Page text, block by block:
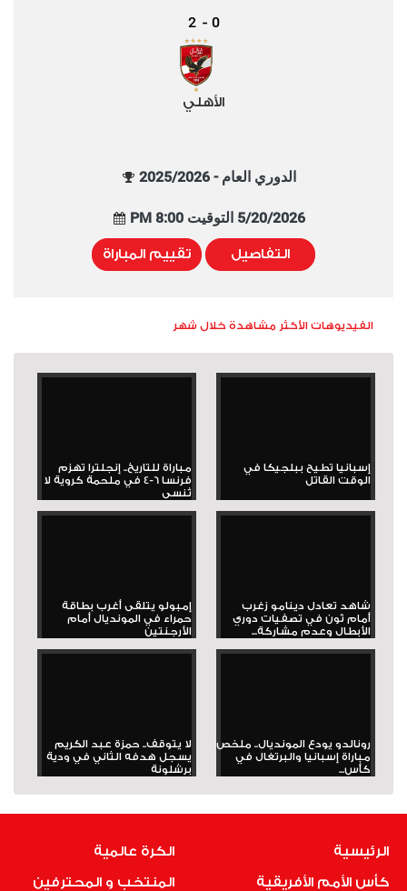
0
-
2
الأهلي
الدوري العام - 2025/2026
5/20/2026 التوقيت 8:00 PM
التفاصيل تقييم المباراة
الفيديوهات الأكثر مشاهدة خلال شهر
إسبانيا تطيح ببلجيكا في
الوقت القاتل
مباراة للتاريخ.. إنجلترا تهزم
فرنسا 6-4 في ملحمة كروية لا
تُنسى
شاهد تعادل دينامو زغرب
أمام ثون في تصفيات دوري
الأبطال وعدم مشاركة...
إمبولو يتلقى أغرب بطاقة
حمراء في المونديال أمام
الأرجنتين
رونالدو يودع المونديال.. ملخص
مباراة إسبانيا والبرتغال في
كأس...
لا يتوقف.. حمزة عبد الكريم
يسجل هدفه الثاني في ودية
برشلونة
الرئيسية
كأس الأمم الأفريقية
الكرة عالمية
المنتخب و المحترفين